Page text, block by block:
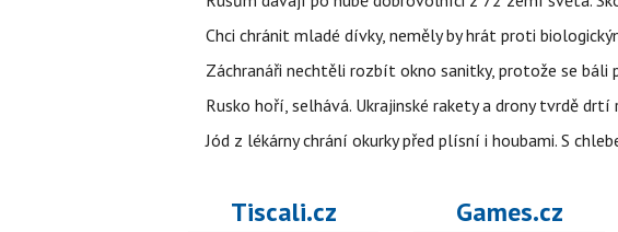
Chci chránit mladé dívky, neměly by hrát proti
Záchranáři nechtěli rozbít okno sanitky, protože se
Rusko hoří, selhává. Ukrajinské rakety a drony tvrdě
Jód z lékárny chrání okurky před plísní i houbami. S
Tiscali.cz Games.cz